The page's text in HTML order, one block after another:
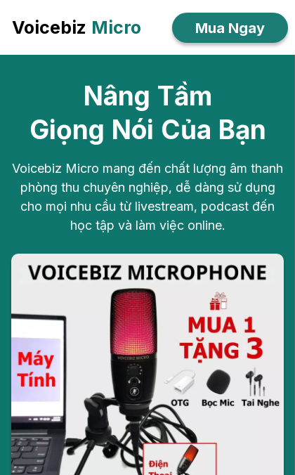
Voicebiz Micro Mua Ngay
Nâng Tầm
Giọng Nói Của Bạn
Voicebiz Micro mang đến chất lượng âm thanh
phòng thu chuyên nghiệp, dễ dàng sử dụng
cho mọi nhu cầu từ livestream, podcast đến
học tập và làm việc online.